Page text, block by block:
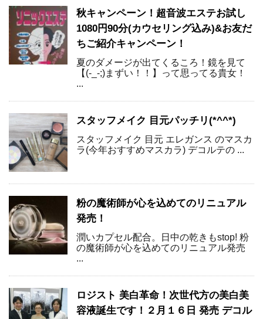
秋キャンペーン！超音波エステお試し
1080円90分(カウセリング込み)&お友だ
ちご紹介キャンペーン！
夏のダメージが出てくるころ！鏡を見て
【(-_-;)まずい！！】って思ってる貴女！
...
スタッフメイク 目元パッチリ(*^^*)
スタッフメイク 目元 エレガンス のマスカ
ラ(今年おすすめマスカラ) デコルテの ...
粉の魔術師が心を込めてのリニュアル
発売！
潤いカプセル配合。日中の乾きもstop! 粉
の魔術師が心を込めてのリニュアル発売
...
ロジスト 美白革命！次世代方の美白美
容液誕生です！２月１６日 発売 デコル